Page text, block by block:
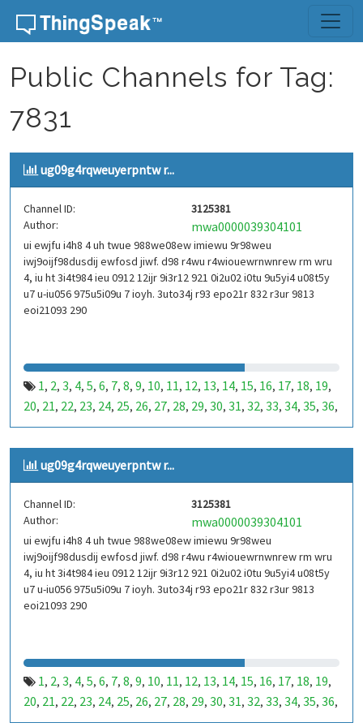
Skip to content
Public Channels for Tag:
7831
ug09g4rqweuyerpntw r...
Channel ID:
3125381
Author:
mwa0000039304101
ui ewjfu i4h8 4 uh twue 988we08ew imiewu 9r98weu
iwj9oijf98dusdij ewfosd jiwf. d98 r4wu r4wiouewrnwnrew rm wru
4, iu ht 3i4t984 ieu 0912 12ijr 9i3r12 921 0i2u02 i0tu 9u5yi4 u08t5y
u7 u-iu056 975u5i09u 7 ioyh. 3uto34j r93 epo21r 832 r3ur 9813
eoi21093 290
1, 2, 3, 4, 5, 6, 7, 8, 9, 10, 11, 12, 13, 14, 15, 16, 17, 18, 19,
20, 21, 22, 23, 24, 25, 26, 27, 28, 29, 30, 31, 32, 33, 34, 35, 36,
37,38,39,40,41,42,43,44,45,46,47,48,49,50,51,52,53,
99,100,101,102,103,104,105,106,107,108,109,110,
111,112,113,114,115,116,
123,124,125,126,127,128,129,130,131,132,133,134,
135,136,137 141,142,143
147,148 153,154,155,156,157,158
159,160,161,162,163,164,165 ,166,167,168,
171 ,172,173 ,174,175,176,177,178,179 ,180,181 ,182,
183,184,185,186, 187,188,189 ,190,191,192,193,194
195,196 ,197
231,232,233,234,235,236,237,238,239,
243, 244, 245, 246, 247,248,249,250 ,251,252, 253 ,254,
255 ,256,257, 258,259,260,261,262,263 ,264,265 , 266
ug09g4rqweuyerpntw r...
Channel ID:
3125381
Author:
mwa0000039304101
ui ewjfu i4h8 4 uh twue 988we08ew imiewu 9r98weu
iwj9oijf98dusdij ewfosd jiwf. d98 r4wu r4wiouewrnwnrew rm wru
4, iu ht 3i4t984 ieu 0912 12ijr 9i3r12 921 0i2u02 i0tu 9u5yi4 u08t5y
u7 u-iu056 975u5i09u 7 ioyh. 3uto34j r93 epo21r 832 r3ur 9813
eoi21093 290
1, 2, 3, 4, 5, 6, 7, 8, 9, 10, 11, 12, 13, 14, 15, 16, 17, 18, 19,
20, 21, 22, 23, 24, 25, 26, 27, 28, 29, 30, 31, 32, 33, 34, 35, 36,
37,38,39,40,41,42,43,44,45,46,47,48,49,50,51,52,53,